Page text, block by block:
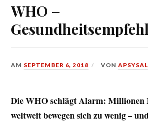
WHO –
AM SEPTEMBER 6, 2018 VON
Die WHO schlägt Alarm: Millionen
weltweit bewegen sich zu wenig –